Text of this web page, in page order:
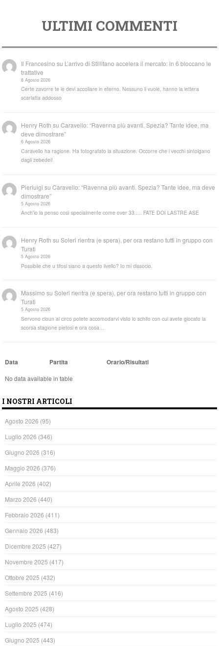
ULTIMI COMMENTI
Il Francesino su L’arrivo di Stillitano accelera il mercato: in 6 bloccano le
trattative
8 Agosto 2026
Certe zavorre te le devi accollare in eterno. Nessuno li vuole, hanno la lettera
scarlatta addosso
Henry Roth suCaravello: “Ravenna più avanti. Spezia? Tante idee, ma
deve dimostrare”
6 Agosto 2026
Caravello ha ragione. Ha fotografato la situazione. Occorre che i vecchi sintolgano
dagli zebedei!
Pierluigi suCaravello: “Ravenna più avanti. Spezia? Tante idee, ma deve
dimostrare”
5 Agosto 2026
Anch'io la penso così specialmente come over 33..... FATE DOI LASTRE ASE
Henry Roth suSoleri rientra (e spera), per ora restano tutti in gruppo con
Turati
5 Agosto 2026
Possibile che u tifosi siano a questo livello? Io mi dissocio.
Massimo suSoleri rientra (e spera), per ora restano tutti in gruppo con
Turati
5 Agosto 2026
Servono cloun al circo potete accomodarvi visto lo schifo con cui avete giocato la
scorsa stagione pietosi e ora cosa…
Data Partita Orario/Risultati
No data available in table
I NOSTRI ARTICOLI
Agosto 2026 (95)
Luglio 2026 (346)
Giugno 2026 (316)
Maggio 2026 (376)
Aprile 2026 (402)
Marzo 2026 (440)
Febbraio 2026 (411)
Gennaio 2026 (483)
Dicembre 2025 (427)
Novembre 2025 (417)
Ottobre 2025 (432)
Settembre 2025 (416)
Agosto 2025 (428)
Luglio 2025 (474)
Giugno 2025 (443)